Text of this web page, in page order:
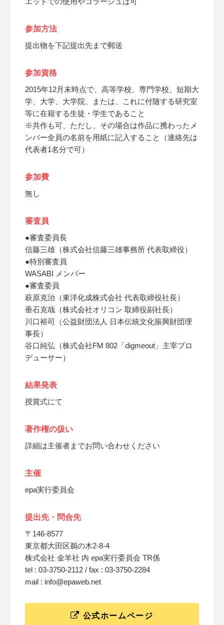
参加方法
提出物を下記提出先まで郵送
参加資格
2015年12月末時点で、高等学校、専門学校、短期大
学、大学、大学院、または、これに付随する研究室
等に在籍する生徒・学生であること
※共作も可、ただし、その場合は作品に携わったメ
ンバー全員の名前を用紙に記入すること（連絡先は
代表者1名分で可）
参加費
無し
審査員
●審査委員長
信藤三雄（株式会社信藤三雄事務所 代表取締役）
●特別審査員
WASABI メンバー
●審査委員
萩原克治（東洋化成株式会社 代表取締役社長）
垂石克哉（株式会社オリコン 取締役副社長）
川口裕司（公益財団法人 日本伝統文化振興財団理
事長）
谷口純弘（株式会社FM 802「digmeout」主宰プロ
デューサー）
結果発表
授賞式にて
著作権の扱い
詳細は主催者までお問い合わせください
主催
epa実行委員会
提出先・問合先
〒146-8577
東京都大田区鵜の木2-8-4
株式会社 金羊社 内 epa実行委員会 TR係
tel : 03-3750-2112 / fax : 03-3750-2284
mail : info@epaweb.net
公式ホームページ